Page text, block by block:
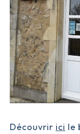
Découvrir ici le